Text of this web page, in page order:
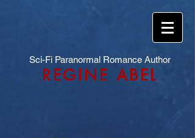
Sci-Fi Paranormal Romance Author
REGINE ABEL